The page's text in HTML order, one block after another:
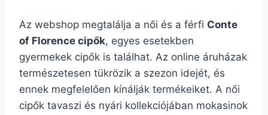
Az webshop megtalálja a női és a férfi Conte
of Florence cipők, egyes esetekben
gyermekek cipők is találhat. Az online áruházak
természetesen tükrözik a szezon idejét, és
ennek megfelelően kínálják termékeiket. A női
cipők tavaszi és nyári kollekciójában mokasinok